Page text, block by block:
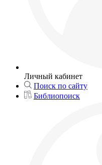
Личный кабинет
Поиск по сайту
Библиопоиск